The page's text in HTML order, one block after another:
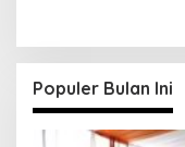
Populer Bulan Ini